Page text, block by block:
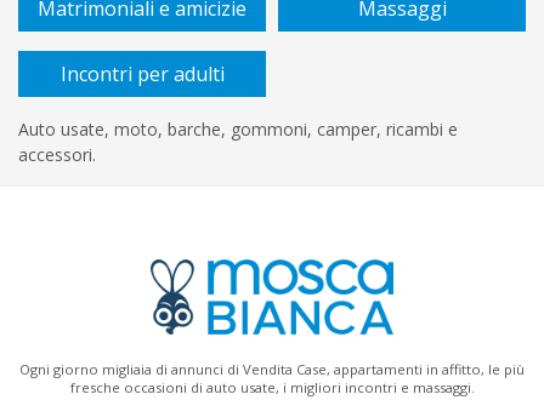
Matrimoniali e amicizie Massaggi
Incontri per adulti
Auto usate, moto, barche, gommoni, camper, ricambi e
accessori.
Ogni giorno migliaia di annunci di Vendita Case, appartamenti in affitto, le più
fresche occasioni di auto usate, i migliori incontri e massaggi.